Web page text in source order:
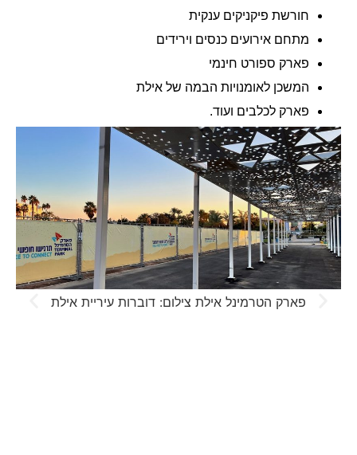
חורשת פיקניקים ענקית
מתחם אירועים כנסים וירידים
פארק ספורט חינמי
המשכן לאומנויות הבמה של אילת
פארק לכלבים ועוד.
פארק הטרמינל אילת צילום: דוברות עיריית אילת